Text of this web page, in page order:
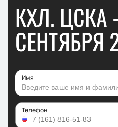
КХЛ. ЦСКА
СЕНТЯБРЯ
Имя
Телефон